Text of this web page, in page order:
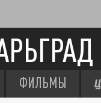
ФИЛЬМЫ